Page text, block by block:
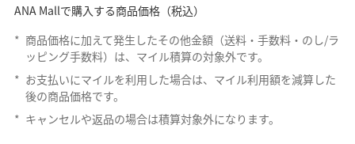
ANA Mallで購入する商品価格（税込）
* 商品価格に加えて発生したその他金額（送料・手数料・のし/ラ
ッピング手数料）は、マイル積算の対象外です。
* お支払いにマイルを利用した場合は、マイル利用額を減算した
後の商品価格です。
* キャンセルや返品の場合は積算対象外になります。